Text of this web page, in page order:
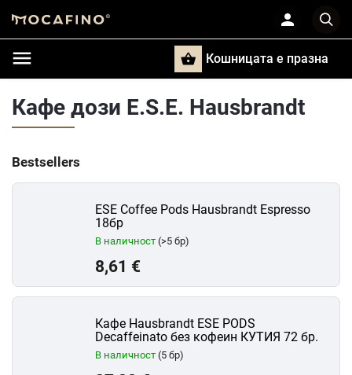
Кошницата e празна
Кафе дози E.S.E. Hausbrandt
Bestsellers
ESE Coffee Pods Hausbrandt Espresso
18бр
В наличност (>5 бр)
8,61 €
Кафе Hausbrandt ESE PODS
Decaffeinato без кофеин КУТИЯ 72 бр.
В наличност (5 бр)